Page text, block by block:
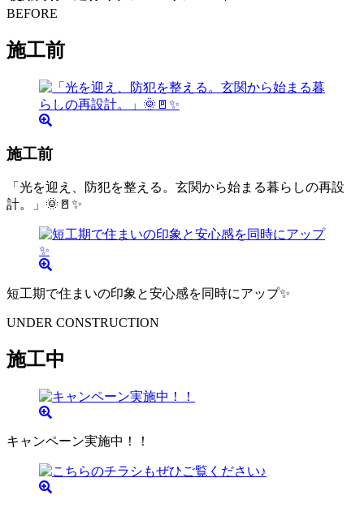
BEFORE
施工前
施工前
「光を迎え、防犯を整える。玄関から始まる暮らしの再設
計。」🌞🚪✨
短工期で住まいの印象と安心感を同時にアップ✨
UNDER CONSTRUCTION
施工中
キャンペーン実施中！！